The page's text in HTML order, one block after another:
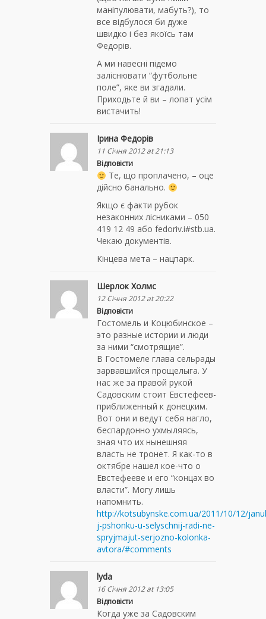
маніпулювати, мабуть?), то
все відбулося би дуже
швидко і без якоїсь там
Федорів.
А ми навесні підемо
заліснювати “футбольне
поле”, яке ви згадали.
Приходьте й ви – лопат усім
вистачить!
Ірина Федорів
11 Січня 2012 at 21:13
Відповісти
Те, що проплачено, – оце
дійсно банально.
Якщо є факти рубок
незаконних лісниками – 050
419 12 49 або fedoriv.i#stb.ua.
Чекаю документів.
Кінцева мета – нацпарк.
Шерлок Холмс
12 Січня 2012 at 20:22
Відповісти
Гостомель и Коцюбинское –
это разные истории и люди
за ними “смотрящие”.
В Гостомеле глава сельрады
зарвавшийся прощелыга. У
нас же за правой рукой
Садовским стоит Евстефеев-
приближенный к донецким.
Вот они и ведут себя нагло,
беспардонно ухмыляясь,
зная что их нынешняя
власть не тронет. Я как-то в
октябре нашел кое-что о
Евстефееве и его “концах во
власти”. Могу лишь
напомнить.
http://kotsubynske.com.ua/2011/10/12/
j-pshonku-u-selyschnij-radi-ne-
spryjmajut-serjozno-kolonka-
avtora/#comments
lyda
16 Січня 2012 at 13:05
Відповісти
Когда уже за Садовским